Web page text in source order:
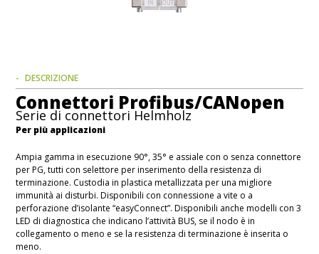
DESCRIZIONE
Connettori Profibus/CANopen
Serie di connettori Helmholz
Per più applicazioni
Ampia gamma in esecuzione 90°, 35° e assiale con o senza connettore
per PG, tutti con selettore per inserimento della resistenza di
terminazione. Custodia in plastica metallizzata per una migliore
immunità ai disturbi. Disponibili con connessione a vite o a
perforazione d’isolante “easyConnect”. Disponibili anche modelli con 3
LED di diagnostica che indicano l’attività BUS, se il nodo è in
collegamento o meno e se la resistenza di terminazione è inserita o
meno.